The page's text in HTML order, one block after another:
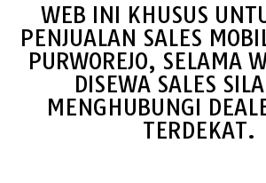
WEB INI KHUSUS
PENJUALAN SALES
PURWOREJO, SELAMA
DISEWA SALES
MENGHUBUNGI
TERDEKAT.